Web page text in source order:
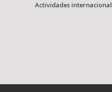
Actividades